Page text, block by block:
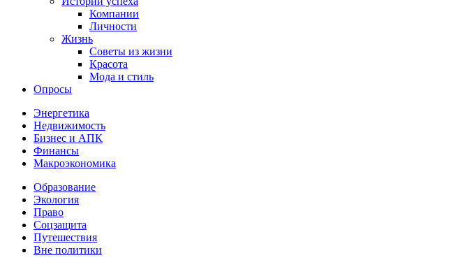
Компании
Личности
Жизнь
Советы из жизни
Красота
Мода и стиль
Опросы
Энергетика
Недвижимость
Бизнес и АПК
Финансы
Макроэкономика
Образование
Экология
Право
Соцзащита
Путешествия
Вне политики